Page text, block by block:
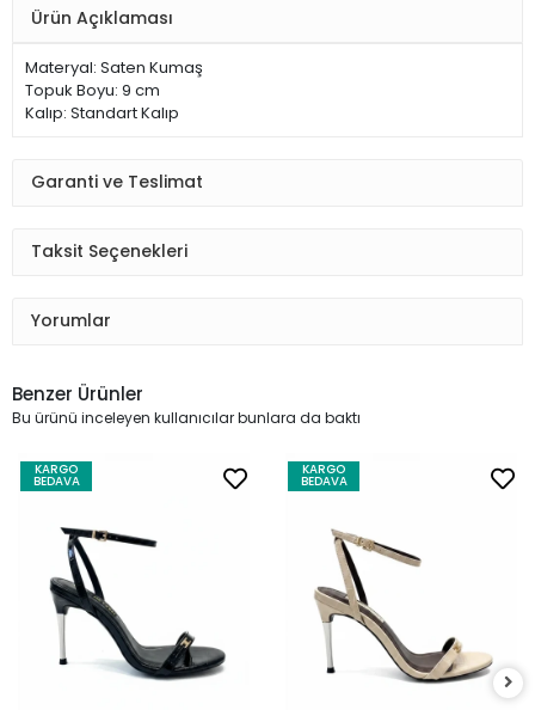
Ürün Açıklaması
Materyal: Saten Kumaş
Topuk Boyu: 9 cm
Kalıp: Standart Kalıp
Garanti ve Teslimat
Taksit Seçenekleri
Yorumlar
Benzer Ürünler
Bu ürünü inceleyen kullanıcılar bunlara da baktı
KARGO
BEDAVA
KARGO
BEDAVA